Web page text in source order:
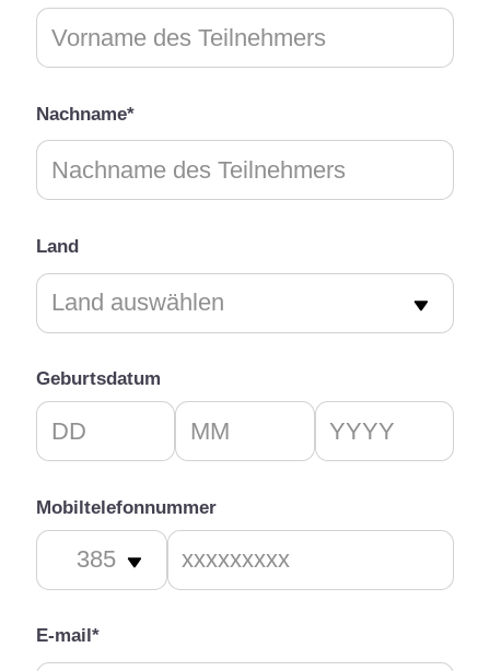
Nachname*
Land
Geburtsdatum
Mobiltelefonnummer
E-mail*